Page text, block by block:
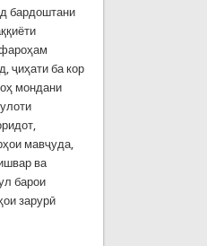
бардоштани
ҷиҳати ба кор
мондани
мавҷуда,
ва
барои
зарурӣ